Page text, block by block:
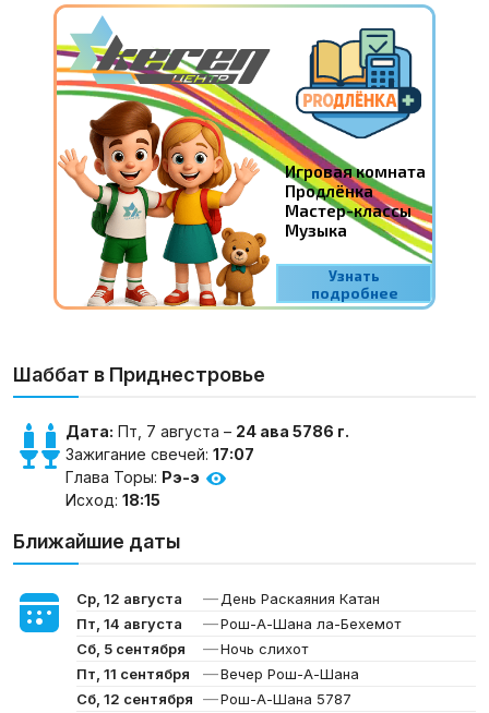
Шаббат в Приднестровье
Дата: Пт, 7 августа – 24 ава 5786 г.
Зажигание свечей: 17:07
Глава Торы: Рэ-э
Исход: 18:15
Ближайшие даты
Ср, 12 августа — День Раскаяния Катан
Пт, 14 августа
—Рош-А-Шана ла-Бехемот
Сб, 5 сентября
—Ночь слихот
Пт, 11 сентября
—Вечер Рош-А-Шана
Сб, 12 сентября
—Рош-А-Шана 5787